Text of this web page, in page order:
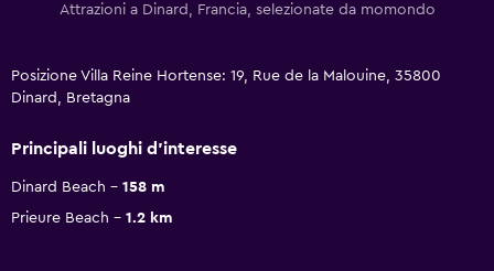
Attrazioni a Dinard, Francia, selezionate da momondo
Posizione Villa Reine Hortense: 19, Rue de la Malouine, 35800
Dinard, Bretagna
Principali luoghi d'interesse
Dinard Beach
158 m
Prieure Beach
1.2 km